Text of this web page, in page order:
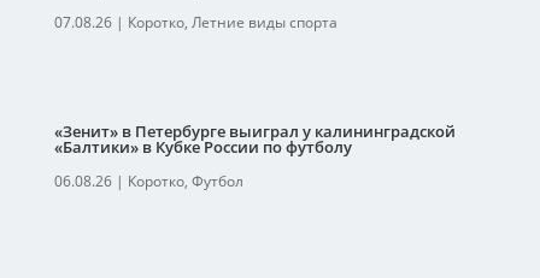
07.08.26| Коротко, Летние виды спорта
«Зенит» в Петербурге выиграл у калининградской
«Балтики» в Кубке России по футболу
06.08.26| Коротко, Футбол